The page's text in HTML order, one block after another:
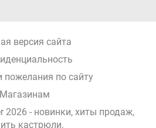
версия сайта
пожелания по сайту
Магазинам
2026 - новинки, хиты продаж,
кастрюли.